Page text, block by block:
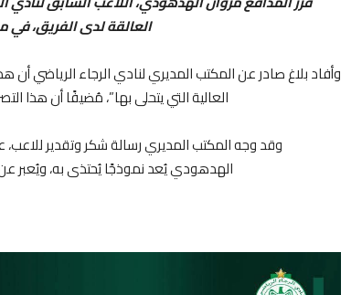
العالقة لدى الفريق، في
وأفاد بلاغ صادر عن المكتب المديري لنادي الرجاء الرياضي أن
العالية التي يتحلى بها”، مُضيفًا أن هذا
وقد وجه المكتب المديري رسالة شكر وتقدير للاعب،
الهدهودي يُعد نموذجًا يُحتذى به، ويُعبر عن